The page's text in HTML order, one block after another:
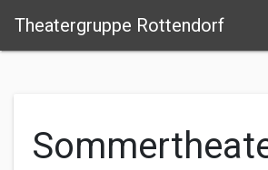
Theatergruppe Rottendorf